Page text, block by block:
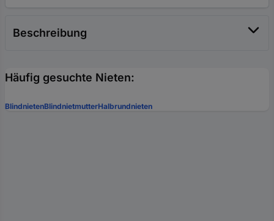
Beschreibung
Häufig gesuchte Nieten:
BlindnietenBlindnietmutterHalbrundnieten